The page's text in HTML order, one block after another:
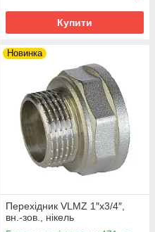
Купити
Новинка
Перехідник VLMZ 1″х3/4″,
вн.-зов., нікель